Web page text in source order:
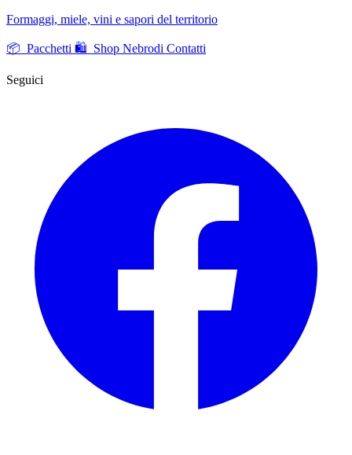
Formaggi, miele, vini e sapori del territorio
📦 Pacchetti 🛍️ Shop Nebrodi Contatti
Seguici